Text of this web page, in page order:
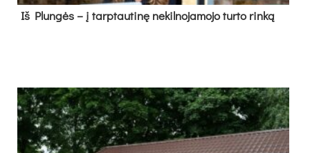
Iš Plungės – į tarptautinę nekilnojamojo turto rinką